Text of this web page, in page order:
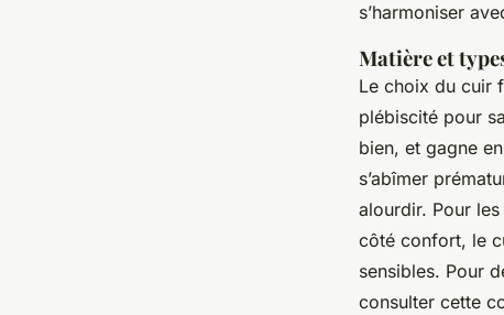
s’harmoniser
Matière et
Le choix du cuir
plébiscité pour
bien, et gagne
s’abîmer
alourdir. Pour
côté confort, le
sensibles. Pour
consulter cette